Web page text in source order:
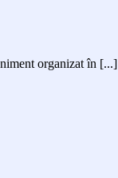
organizat în [...]